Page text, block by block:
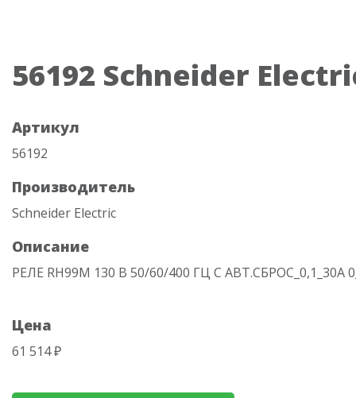
56192 Schneider
Артикул
56192
Производитель
Schneider Electric
Описание
РЕЛЕ RH99M 130 В 50/60/400 ГЦ С АВТ.СБРОС_0,1_30А
Цена
61 514 ₽